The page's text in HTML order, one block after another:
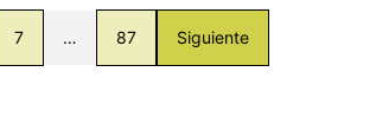
7 … 87 Siguiente